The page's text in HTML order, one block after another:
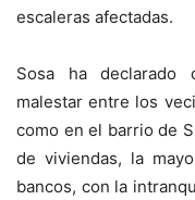
escaleras afectadas.
Sosa ha declarado
malestar entre los
como en el barrio de
de viviendas, la
bancos, con la